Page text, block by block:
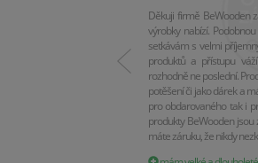
Děkuji firmě BeWooden
výrobky nabízí.
setkávám s velmi
produktů a přístupu
rozhodně ne poslední.
potěšení či jako dárek a
pro obdarovaného tak i
produkty BeWooden
máte záruku, že nikdy